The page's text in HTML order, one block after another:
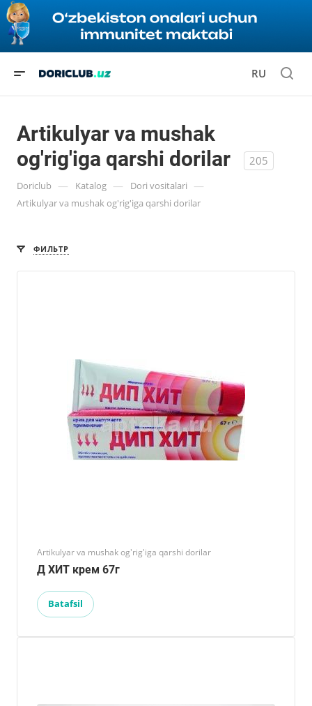
RU
Artikulyar va mushak
og'rig'iga qarshi dorilar
205
Doriclub — Katalog — Dori vositalari —
Artikulyar va mushak og'rig'iga qarshi dorilar
ФИЛЬТР
Artikulyar va mushak og'rig'iga qarshi dorilar
Д ХИТ крем 67г
Batafsil